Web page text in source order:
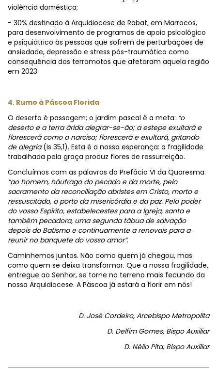
violência doméstica;
- 30% destinado à Arquidiocese de Rabat, em Marrocos,
para desenvolvimento de programas de apoio psicológico
e psiquiátrico às pessoas que sofrem de perturbações de
ansiedade, depressão e stress pós-traumático como
consequência dos terramotos que afetaram aquela região
em 2023.
4. Rumo à Páscoa Florida
O deserto é passagem; o jardim pascal é a meta: “o
deserto e a terra árida alegrar-se-ão; a estepe exultará e
florescerá como o narciso; florescerá e exultará, gritando
de alegria(Is 35,1). Esta é a nossa esperança: a fragilidade
trabalhada pela graça produz flores de ressurreição.
Concluímos com as palavras do Prefácio VI da Quaresma:
“ao homem, náufrago do pecado e da morte, pelo
sacramento da reconciliação abristes em Cristo, morto e
ressuscitado, o porto da misericórdia e da paz. Pelo poder
do vosso Espírito, estabelecestes para a Igreja, santa e
também pecadora, uma segunda tábua de salvação
depois do Batismo e continuamente a renovais para a
reunir no banquete do vosso amor”.
Caminhemos juntos. Não como quem já chegou, mas
como quem se deixa transformar. Que a nossa fragilidade,
entregue ao Senhor, se torne no terreno mais fecundo da
nossa Arquidiocese. A Páscoa já estará a florir em nós!
D. José Cordeiro, Arcebispo Metropolita
D. Delfim Gomes, Bispo Auxiliar
D. Nélio Pita, Bispo Auxiliar